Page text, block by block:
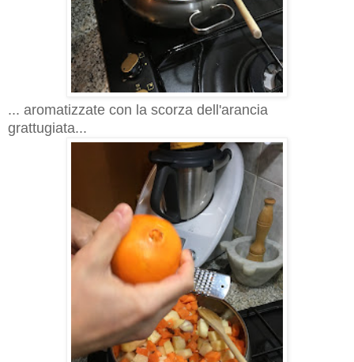
... aromatizzate con la scorza dell'arancia
grattugiata...